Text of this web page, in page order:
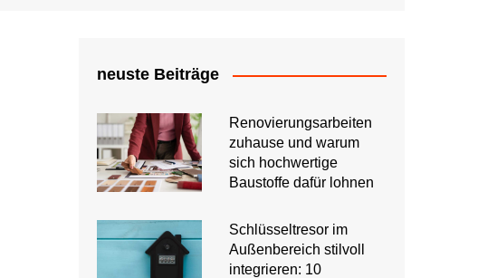
neuste Beiträge
Renovierungsarbeiten
zuhause und warum
sich hochwertige
Baustoffe dafür lohnen
Schlüsseltresor im
Außenbereich stilvoll
integrieren: 10